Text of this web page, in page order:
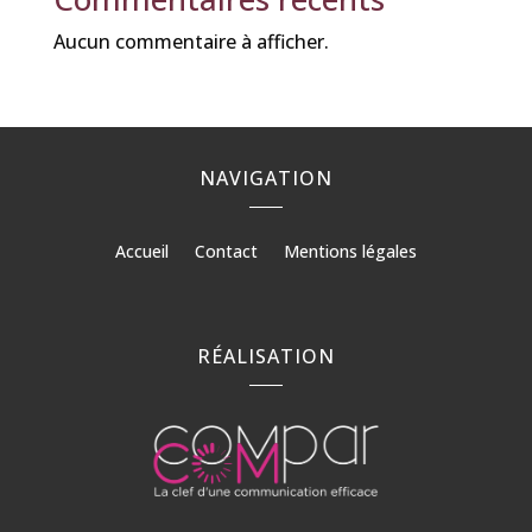
Aucun commentaire à afficher.
NAVIGATION
Accueil Contact Mentions légales
RÉALISATION